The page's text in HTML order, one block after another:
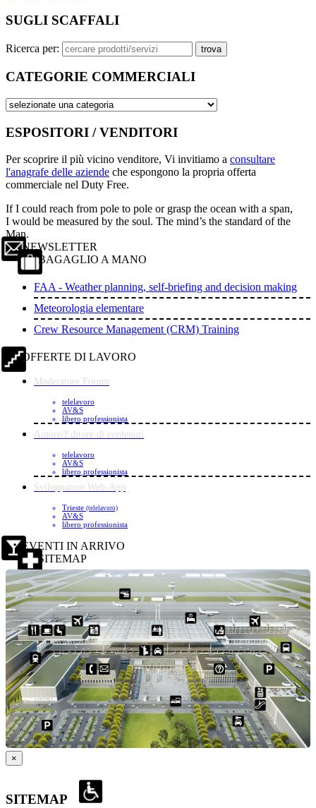
SUGLI SCAFFALI
Ricerca per:
CATEGORIE COMMERCIALI
ESPOSITORI / VENDITORI
Per scoprire il più vicino venditore, Vi invitiamo a consultare
l'anagrafe delle aziende che espongono la propria offerta
commerciale nel Duty Free.
If I could reach from pole to pole or grasp the ocean with a span,
I would be measured by the soul. The mind’s the standard of the
Man.
NEWSLETTER
BAGAGLIO A MANO
FAA - Weather planning, self-briefing and decision making
Meteorologia elementare
Crew Resource Management (CRM) Training
OFFERTE DI LAVORO
Moderatore Forum
telelavoro
AV&S
libero professionista
Autore/Editore di contenuti
telelavoro
AV&S
libero professionista
Sviluppatore Web-App
Trieste (telelavoro)
AV&S
libero professionista
EVENTI IN ARRIVO
SITEMAP
×
SITEMAP